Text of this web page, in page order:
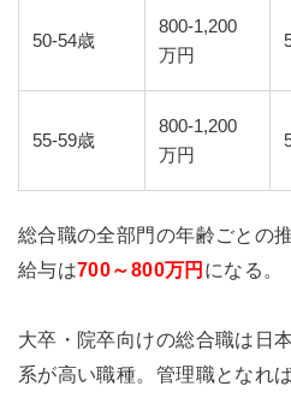
50-54歳
800-1,200
万円
55-59歳
800-1,200
万円
総合職の全部門の年齢ごとの
給与は700～800万円 になる。
大卒・院卒向けの総合職は日
系が高い職種。管理職となれ